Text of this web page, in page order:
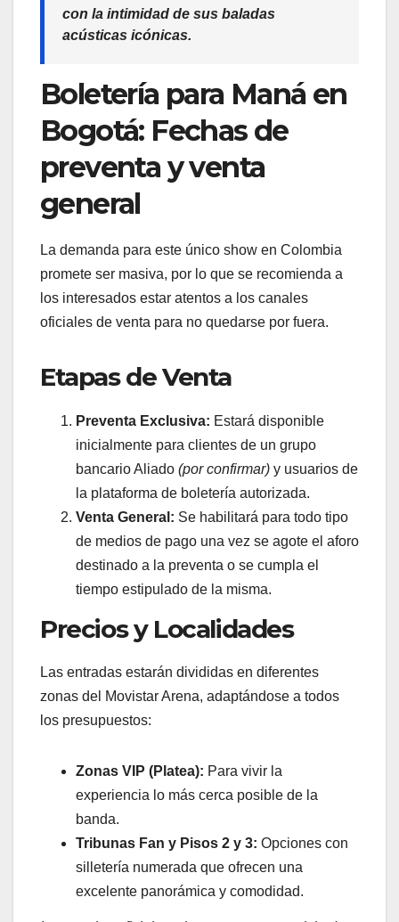
con la intimidad de sus baladas
acústicas icónicas.
Boletería para Maná en
Bogotá: Fechas de
preventa y venta
general
La demanda para este único show en Colombia
promete ser masiva, por lo que se recomienda a
los interesados estar atentos a los canales
oficiales de venta para no quedarse por fuera.
Etapas de Venta
Preventa Exclusiva: Estará disponible
inicialmente para clientes de un grupo
bancario Aliado (por confirmar) y usuarios de
la plataforma de boletería autorizada.
Venta General: Se habilitará para todo tipo
de medios de pago una vez se agote el aforo
destinado a la preventa o se cumpla el
tiempo estipulado de la misma.
Precios y Localidades
Las entradas estarán divididas en diferentes
zonas del Movistar Arena, adaptándose a todos
los presupuestos:
Zonas VIP (Platea): Para vivir la
experiencia lo más cerca posible de la
banda.
Tribunas Fan y Pisos 2 y 3: Opciones con
silletería numerada que ofrecen una
excelente panorámica y comodidad.